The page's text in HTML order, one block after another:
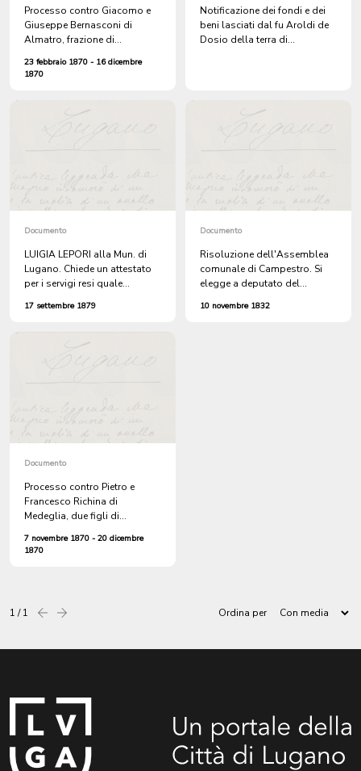
Processo contro Giacomo e
Giuseppe Bernasconi di
Almatro, frazione di
danno di Giosuè Nesa di
23 febbraio 1870 - 16 dicembre
1870
Notificazione dei fondi e dei
beni lasciati dal fu Aroldi de
Dosio della terra di
Documento
LUIGIA LEPORI alla Mun. di
Lugano. Chiede un attestato
per i servigi resi quale
COMUNALI.
17 settembre 1879
Documento
Risoluzione dell'Assemblea
comunale di Campestro. Si
elegge a deputato del
Distrettuale il signor
10 novembre 1832
Documento
Processo contro Pietro e
Francesco Richina di
Medeglia, due figli di
Lucio Giovanelli di Bidogno
7 novembre 1870 - 20 dicembre
1870
1 / 1 Precedentesuccessiva Ordina per